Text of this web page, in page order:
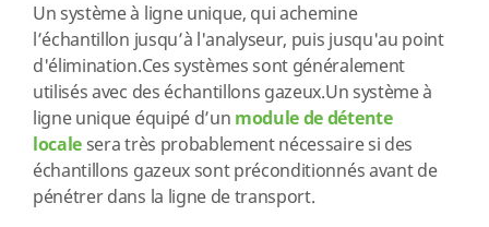
Un système à ligne unique, qui achemine
l’échantillon jusqu’à l'analyseur, puis jusqu'au point
d'élimination.Ces systèmes sont généralement
utilisés avec des échantillons gazeux.Un système à
ligne unique équipé d’un module de détente
locale sera très probablement nécessaire si des
échantillons gazeux sont préconditionnés avant de
pénétrer dans la ligne de transport.